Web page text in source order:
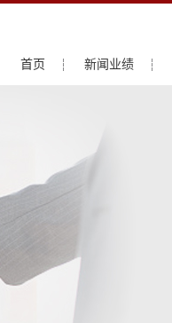
首页 新闻业绩